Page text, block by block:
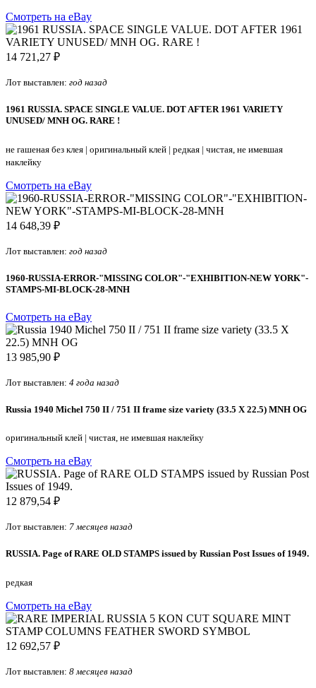
Смотреть на eBay
14 721,27 ₽
Лот выставлен: год назад
1961 RUSSIA. SPACE SINGLE VALUE. DOT AFTER 1961 VARIETY
UNUSED/ MNH OG. RARE !
не гашеная без клея | оригинальный клей | редкая | чистая, не имевшая
наклейку
Смотреть на eBay
14 648,39 ₽
Лот выставлен: год назад
1960-RUSSIA-ERROR-"MISSING COLOR"-"EXHIBITION-NEW YORK"-
STAMPS-MI-BLOCK-28-MNH
Смотреть на eBay
13 985,90 ₽
Лот выставлен: 4 года назад
Russia 1940 Michel 750 II / 751 II frame size variety (33.5 X 22.5) MNH OG
оригинальный клей | чистая, не имевшая наклейку
Смотреть на eBay
12 879,54 ₽
Лот выставлен: 7 месяцев назад
RUSSIA. Page of RARE OLD STAMPS issued by Russian Post Issues of 1949.
редкая
Смотреть на eBay
12 692,57 ₽
Лот выставлен: 8 месяцев назад